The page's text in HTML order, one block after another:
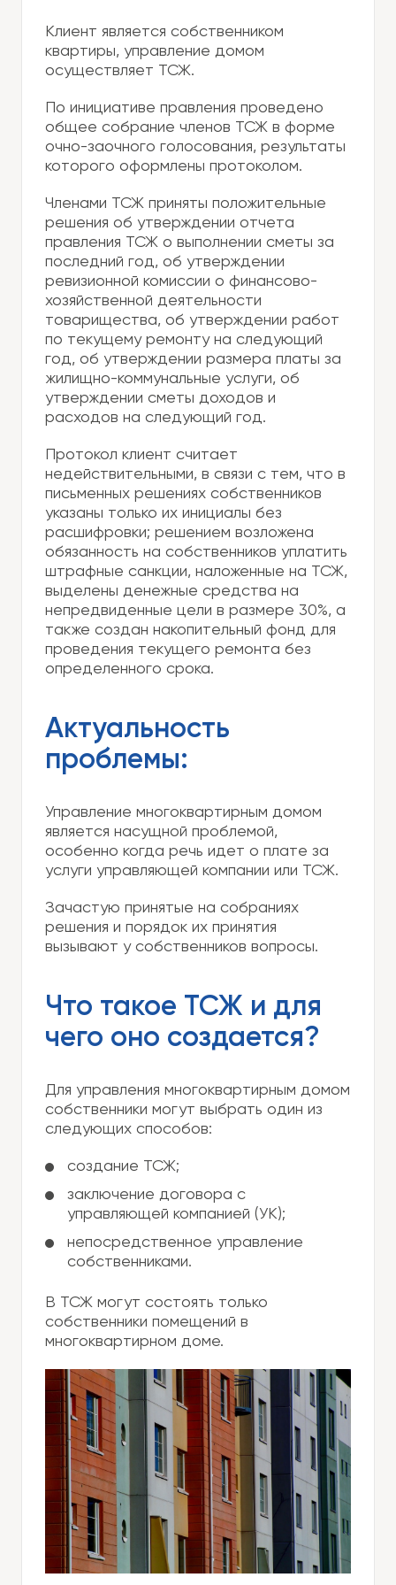
Клиент является собственником
квартиры, управление домом
осуществляет ТСЖ.
По инициативе правления проведено
общее собрание членов ТСЖ в форме
очно-заочного голосования, результаты
которого оформлены протоколом.
Членами ТСЖ приняты положительные
решения об утверждении отчета
правления ТСЖ о выполнении сметы за
последний год, об утверждении
ревизионной комиссии о финансово-
хозяйственной деятельности
товарищества, об утверждении работ
по текущему ремонту на следующий
год, об утверждении размера платы за
жилищно-коммунальные услуги, об
утверждении сметы доходов и
расходов на следующий год.
Протокол клиент считает
недействительными, в связи с тем, что в
письменных решениях собственников
указаны только их инициалы без
расшифровки; решением возложена
обязанность на собственников уплатить
штрафные санкции, наложенные на ТСЖ,
выделены денежные средства на
непредвиденные цели в размере 30%, а
также создан накопительный фонд для
проведения текущего ремонта без
определенного срока.
Актуальность
проблемы:
Управление многоквартирным домом
является насущной проблемой,
особенно когда речь идет о плате за
услуги управляющей компании или ТСЖ.
Зачастую принятые на собраниях
решения и порядок их принятия
вызывают у собственников вопросы.
Что такое ТСЖ и для
чего оно создается?
Для управления многоквартирным домом
собственники могут выбрать один из
следующих способов:
создание ТСЖ;
заключение договора с
управляющей компанией (УК);
непосредственное управление
собственниками.
В ТСЖ могут состоять только
собственники помещений в
многоквартирном доме.